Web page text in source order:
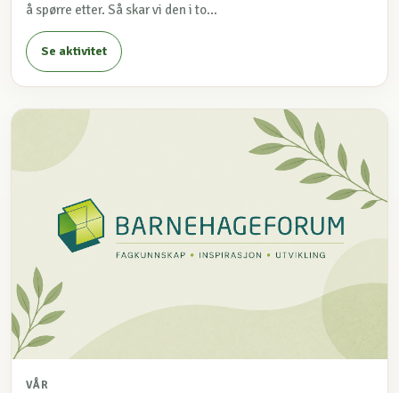
å spørre etter. Så skar vi den i to...
Se aktivitet
VÅR